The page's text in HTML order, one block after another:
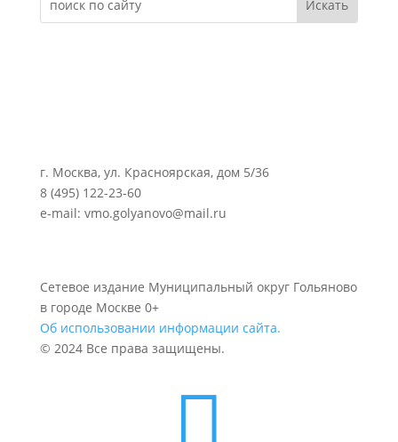
г. Москва, ул. Красноярская, дом 5/36
8 (495) 122-23-60
e-mail: vmo.golyanovo@mail.ru
Сетевое издание Муниципальный округ Гольяново
в городе Москве 0+
Об использовании информации сайта.
© 2024 Все права защищены.